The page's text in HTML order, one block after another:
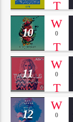
10 0
11 0
12 0